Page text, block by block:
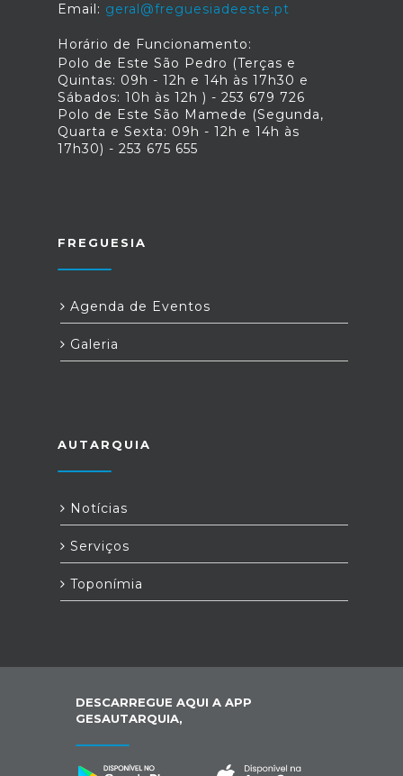
Email: geral@freguesiadeeste.pt
Horário de Funcionamento:
Polo de Este São Pedro (Terças e
Quintas: 09h - 12h e 14h às 17h30 e
Sábados: 10h às 12h ) - 253 679 726
Polo de Este São Mamede (Segunda,
Quarta e Sexta: 09h - 12h e 14h às
17h30) - 253 675 655
FREGUESIA
Agenda de Eventos
Galeria
AUTARQUIA
Notícias
Serviços
Toponímia
DESCARREGUE AQUI A APP
GESAUTARQUIA,